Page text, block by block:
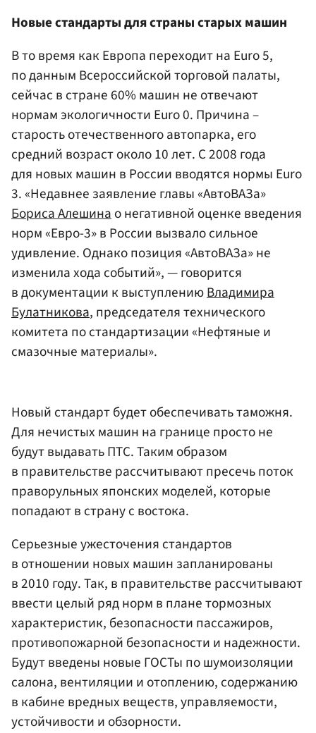
Новые стандарты для страны старых машин
В то время как Европа переходит на Euro 5,
по данным Всероссийской торговой палаты,
сейчас в стране 60% машин не отвечают
нормам экологичности Euro 0. Причина –
старость отечественного автопарка, его
средний возраст около 10 лет. С 2008 года
для новых машин в России вводятся нормы Euro
3. «Недавнее заявление главы «АвтоВАЗа»
Бориса Алешинао негативной оценке введения
норм «Евро-3» в России вызвало сильное
удивление. Однако позиция «АвтоВАЗа» не
изменила хода событий», — говорится
в документации к выступлениюВладимира
Булатникова, председателя технического
комитета по стандартизации «Нефтяные и
смазочные материалы».
Новый стандарт будет обеспечивать таможня.
Для нечистых машин на границе просто не
будут выдавать ПТС. Таким образом
в правительстве рассчитывают пресечь поток
праворульных японских моделей, которые
попадают в страну с востока.
Серьезные ужесточения стандартов
в отношении новых машин запланированы
в 2010 году. Так, в правительстве рассчитывают
ввести целый ряд норм в плане тормозных
характеристик, безопасности пассажиров,
противопожарной безопасности и надежности.
Будут введены новые ГОСТы по шумоизоляции
салона, вентиляции и отоплению, содержанию
в кабине вредных веществ, управляемости,
устойчивости и обзорности.